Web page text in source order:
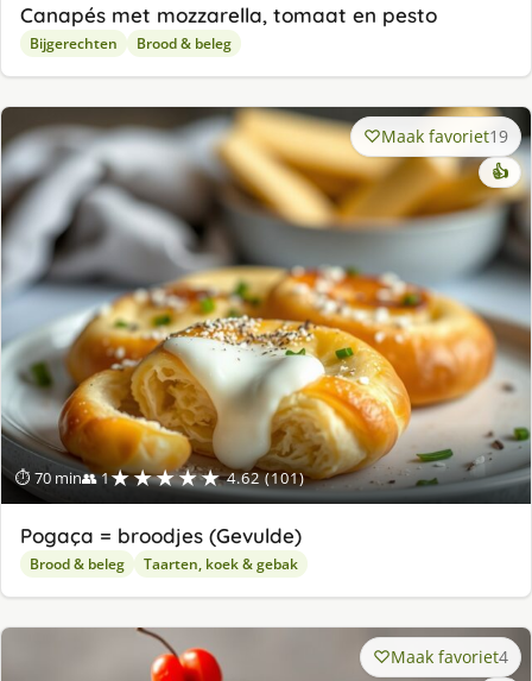
Canapés met mozzarella, tomaat en pesto
Bijgerechten Brood & beleg
⏱ 70 min👥 1★★★★★ 4.62 (101)
Maak favoriet19
👍
Pogaça = broodjes (Gevulde)
Brood & beleg Taarten, koek & gebak
Maak favoriet4